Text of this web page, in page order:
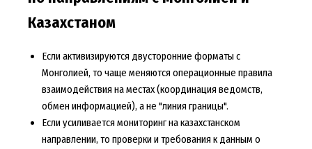
Казахстаном
Если активизируются двусторонние форматы с
Монголией, то чаще меняются операционные правила
взаимодействия на местах (координация ведомств,
обмен информацией), а не "линия границы".
Если усиливается мониторинг на казахстанском
направлении, то проверки и требования к данным о